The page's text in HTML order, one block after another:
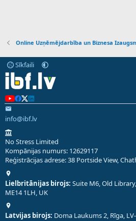
Online Uzņēmējdarbība un Biznesa
Sīkfaili
info@ibf.lv
No Stress Limited
Kompānijas numurs: 12629117
Reģistrācijas adrese: 38 Portside View,
Lielbritānijas birojs: Suite M6, Old
ME14 1LH, UK
Latvijas birojs: Doma Laukums 2, Rīga,